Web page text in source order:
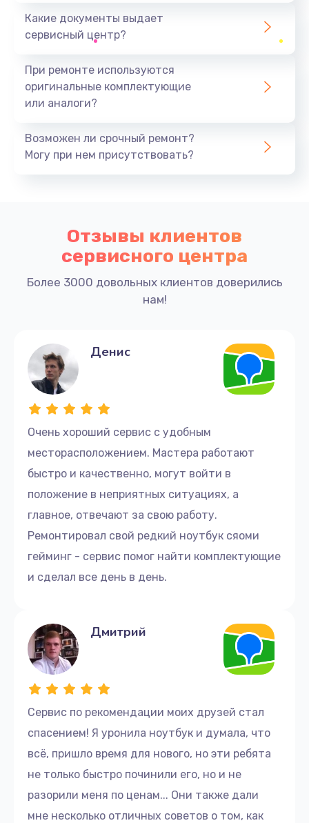
Какие документы выдает
сервисный центр?
При ремонте используются
оригинальные комплектующие
или аналоги?
Возможен ли срочный ремонт?
Могу при нем присутствовать?
Отзывы клиентов
сервисного центра
Более 3000 довольных клиентов доверились
нам!
Очень хороший сервис с удобным
месторасположением. Мастера работают
быстро и качественно, могут войти в
положение в неприятных ситуациях, а
главное, отвечают за свою работу.
Ремонтировал свой редкий ноутбук сяоми
гейминг - сервис помог найти комплектующие
и сделал все день в день.
Денис
Сервис по рекомендации моих друзей стал
спасением! Я уронила ноутбук и думала, что
всё, пришло время для нового, но эти ребята
не только быстро починили его, но и не
разорили меня по ценам... Они также дали
мне несколько отличных советов о том, как
Дмитрий